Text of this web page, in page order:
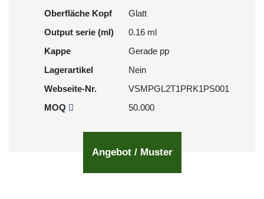
Oberfläche Kopf
Glatt
Output serie (ml)
0.16 ml
Kappe
Gerade pp
Lagerartikel
Nein
Webseite-Nr.
VSMPGL2T1PRK1PS001
MOQ
50.000
Angebot / Muster